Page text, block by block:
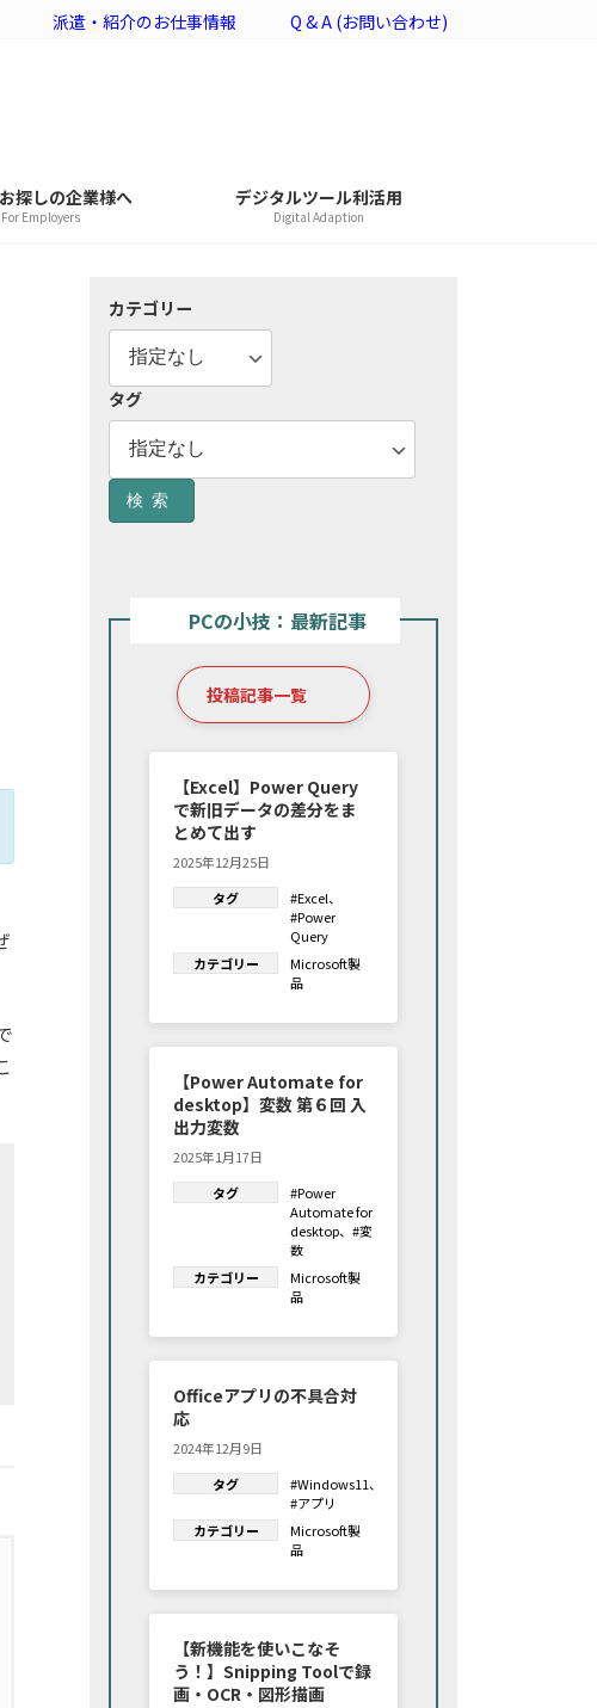
派遣・紹介のお仕事情報 Q & A (お問い合わせ)
探しの企業様へ
For Employers
デジタルツール利活用
Digital Adaption
カテゴリー
タグ
検索
PCの小技：最新記事
投稿記事一覧
【Excel】Power Query
で新旧データの差分をま
とめて出す
2025年12月25日
タグ
#Excel、
#Power
Query
カテゴリー
Microsoft製
品
【Power Automate for
desktop】変数 第６回 入
出力変数
2025年1月17日
タグ
#Power
Automate for
desktop、#変
数
カテゴリー
Microsoft製
品
Officeアプリの不具合対
応
2024年12月9日
タグ
#Windows11、
#アプリ
カテゴリー
Microsoft製
品
【新機能を使いこなそ
う！】Snipping Toolで録
画・OCR・図形描画